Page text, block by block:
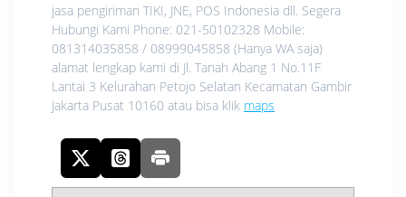
jasa pengiriman TIKI, JNE, POS Indonesia dll. Segera
Hubungi Kami Phone: 021-50102328 Mobile:
081314035858 / 08999045858 (Hanya WA saja)
alamat lengkap kami di Jl. Tanah Abang 1 No.11F
Lantai 3 Kelurahan Petojo Selatan Kecamatan Gambir
Jakarta Pusat 10160 atau bisa klik maps